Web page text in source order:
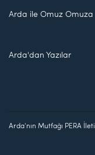
Arda ile Omuz Omuza
Arda'dan Yazılar
Arda'nın Mutfağı PERA